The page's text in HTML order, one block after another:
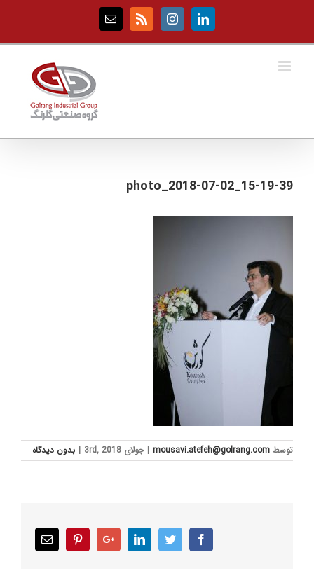
LinkedIn
Instagram
Rss
Email
photo_2018-07-02_15-19-39
توسط mousavi.atefeh@golrang.com
| جولای 3rd, 2018 | بدون ديدگاه
Facebook
Twitter
LinkedIn
Google+
Pinterest
Email